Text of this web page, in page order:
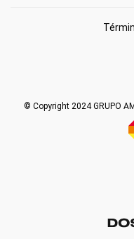
© Copyright 2024 GRUPO